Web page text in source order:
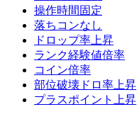
操作時間固定
落ちコンなし
ドロップ率上昇
ランク経験値倍率
コイン倍率
部位破壊ドロ率上昇
プラスポイント上昇